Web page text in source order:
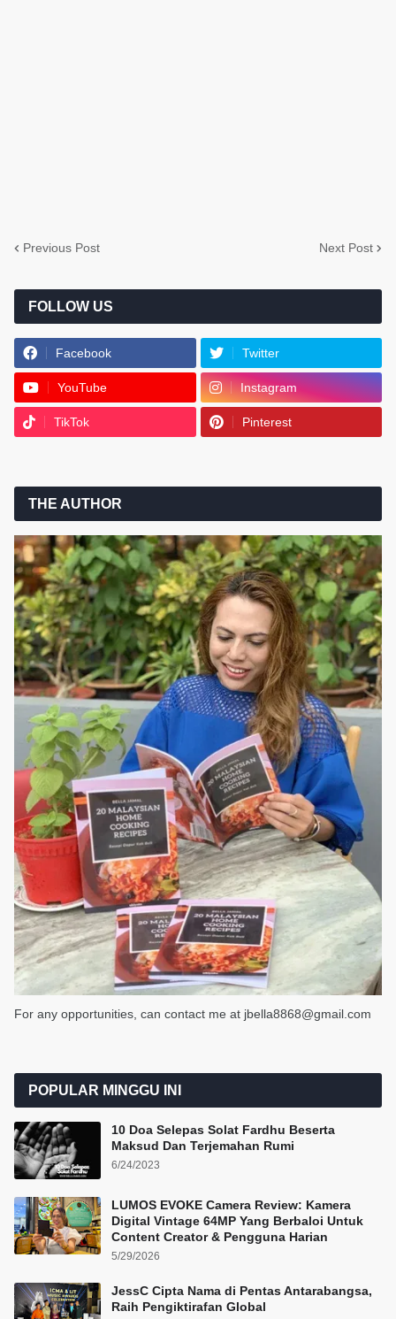
Previous Post Next Post
FOLLOW US
Facebook Twitter
YouTube Instagram
TikTok Pinterest
THE AUTHOR
For any opportunities, can contact me at jbella8868@gmail.com
POPULAR MINGGU INI
10 Doa Selepas Solat Fardhu Beserta
Maksud Dan Terjemahan Rumi
6/24/2023
LUMOS EVOKE Camera Review: Kamera
Digital Vintage 64MP Yang Berbaloi Untuk
Content Creator & Pengguna Harian
5/29/2026
JessC Cipta Nama di Pentas Antarabangsa,
Raih Pengiktirafan Global